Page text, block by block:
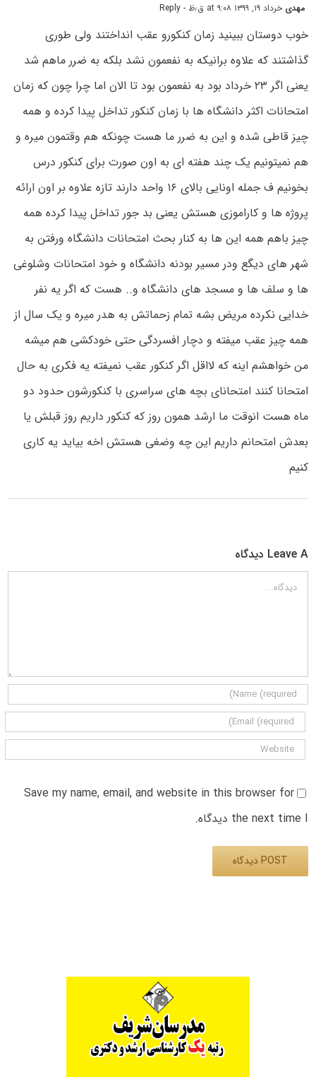
مهدی خرداد ۱۹, ۱۳۹۹ at ۹:۰۸ ق٫ظ - Reply
خوب دوستان ببینید زمان کنکورو عقب انداختند ولی طوری
گذاشتند که علاوه برانیکه به نفعمون نشد بلکه به ضرر ماهم شد
یعنی اگر ۲۳ خرداد بود به نفعمون بود تا الان اما چرا چون که زمان
امتحانات اکثر دانشگاه ها با زمان کنکور تداخل پیدا کرده و همه
چیز قاطی شده و این به ضرر ما هست چونکه هم وقتمون میره و
هم نمیتونیم یک چند هفته ای به اون صورت برای کنکور درس
بخونیم ف جمله اونایی بالای ۱۶ واحد دارند تازه علاوه بر اون ارائه
پروژه ها و کاراموزی هستش یعنی بد جور تداخل پیدا کرده همه
چیز باهم همه این ها به کنار بحث امتحانات دانشگاه ورفتن به
شهر های دیگع ودر مسیر بودنه دانشگاه و خود امتحانات وشلوغی
ها و سلف ها و مسجد های دانشگاه و.. هست که اگر یه نفر
خدایی نکرده مریض بشه تمام زحماتش به هدر میره و یک سال از
همه چیز عقب میفته و دچار افسردگی حتی خودکشی هم میشه
من خواهشم اینه که لااقل اگر کنکور عقب نمیفته یه فکری به حال
امتحانا کنند امتحانای بچه های سراسری با کنکورشون حدود دو
ماه هست انوقت ما ارشد همون روز که کنکور داریم روز قبلش یا
بعدش امتحانم داریم این چه وضغی هستش اخه بیاید یه کاری
کنیم
Leave A دیدگاه
دیدگاه
Save my name, email, and website in this browser for
the next time I دیدگاه.